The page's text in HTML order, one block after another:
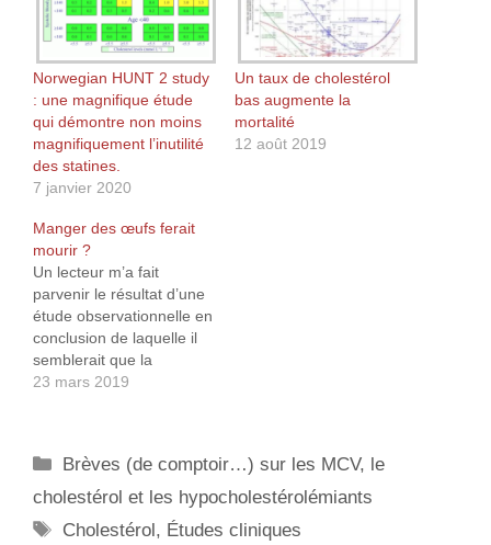
Norwegian HUNT 2 study
: une magnifique étude
qui démontre non moins
magnifiquement l’inutilité
des statines.
7 janvier 2020
Un taux de cholestérol
bas augmente la
mortalité
12 août 2019
Manger des œufs ferait
mourir ?
Un lecteur m’a fait
parvenir le résultat d’une
étude observationnelle en
conclusion de laquelle il
semblerait que la
consommation d’œufs
mourir de n’importe
quelle cause. Dans cette
étude, les chercheurs ont
combiné les données de
23 mars 2019
Catégories
Brèves (de comptoir…) sur les MCV, le
cholestérol et les hypocholestérolémiants
Étiquettes
Cholestérol, Études cliniques